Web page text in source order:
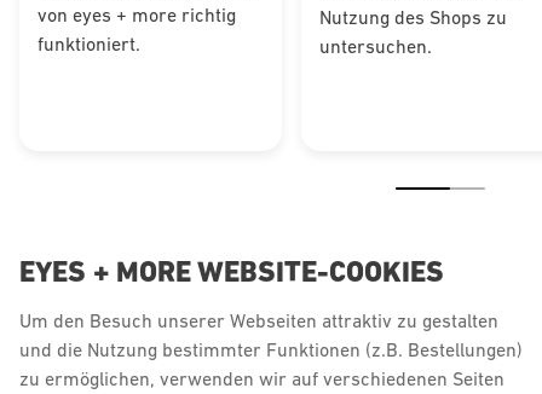
von eyes + more richtig
funktioniert.
Nutzung des Shops zu
untersuchen.
EYES + MORE WEBSITE-COOKIES
Um den Besuch unserer Webseiten attraktiv zu gestalten
und die Nutzung bestimmter Funktionen (z.B. Bestellungen)
zu ermöglichen, verwenden wir auf verschiedenen Seiten